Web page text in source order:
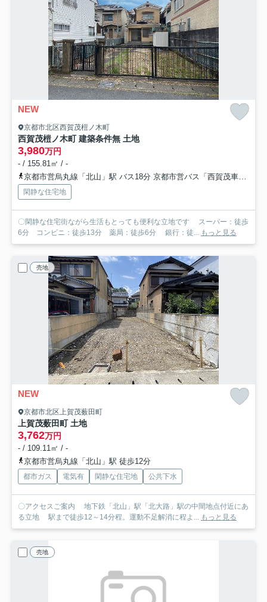
NEW
京都市北区西賀茂榿ノ木町
西賀茂榿ノ木町 建築条件無 土地
3,980万円
- / 155.81㎡ / -
京都市営烏丸線「北山」駅 バス18分 京都市営バス「西賀茂車庫前」 停歩7分
閑静な住宅地
〇閑静な住宅街ながら生活もとっても便利な立地です スーパー：徒歩
6分 コンビニ：徒歩13分 薬局：徒歩6分 銀行：徒...
もっと見る
売地
NEW
京都市北区上賀茂薮田町
上賀茂薮田町 土地
3,762万円
- / 109.11㎡ / -
京都市営烏丸線「北山」駅 徒歩12分
都市ガス 電気有 閑静な住宅地 公共下水
〇アクセスご案内 地下鉄「北山」駅「北大路」駅の中間地点付近にあ
る立地 駅まで徒歩12～14分程。運動不足解消に程よ... もっと見る
売地